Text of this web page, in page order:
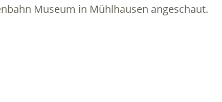
Museum in Mühlhausen angeschaut.